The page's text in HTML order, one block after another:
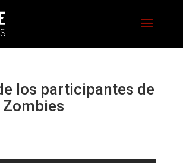
los participantes de
Zombies